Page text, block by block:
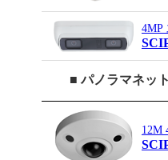
4MP
■ パノラマネッ
12M